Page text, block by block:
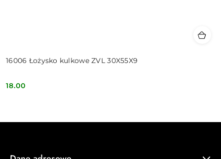
16006 Łożysko kulkowe ZVL 30X55X9
Cena:
18.00